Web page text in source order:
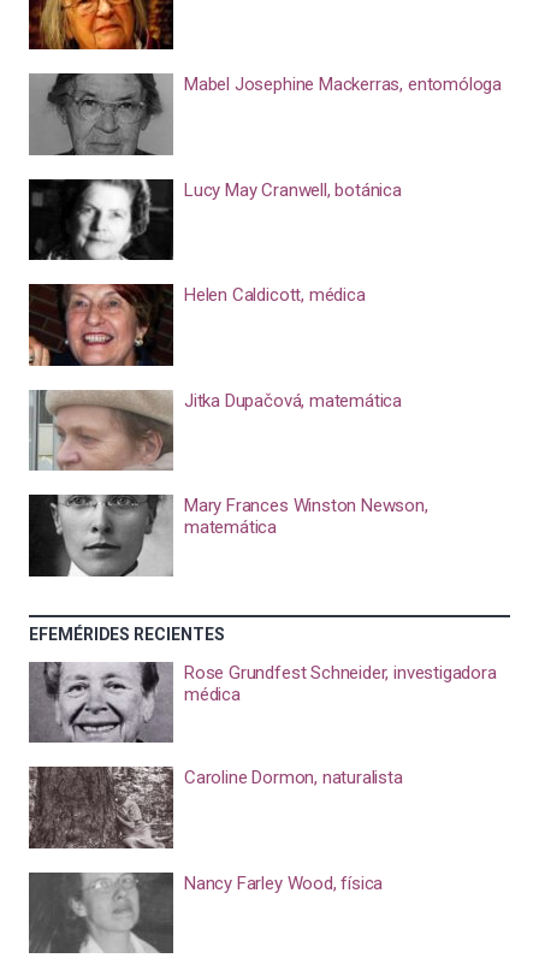
Mabel Josephine Mackerras, entomóloga
Lucy May Cranwell, botánica
Helen Caldicott, médica
Jitka Dupačová, matemática
Mary Frances Winston Newson,
matemática
EFEMÉRIDES RECIENTES
Rose Grundfest Schneider, investigadora
médica
Caroline Dormon, naturalista
Nancy Farley Wood, física